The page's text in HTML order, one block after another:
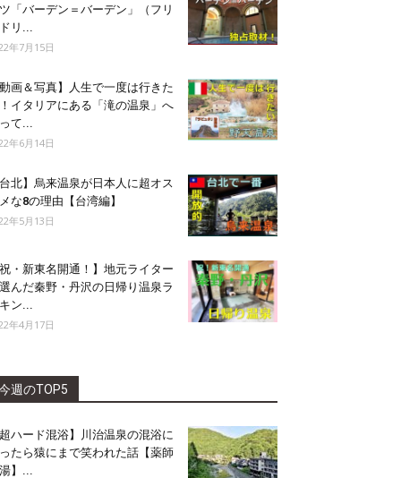
「バーデン＝バーデン」（フリ
リ...
年7月15日
動画＆写真】人生で一度は行きた
イタリアにある「滝の温泉」へ
て...
年6月14日
台北】烏来温泉が日本人に超オス
な8の理由【台湾編】
年5月13日
祝・新東名開通！】地元ライター
んだ秦野・丹沢の日帰り温泉ラ
ン...
年4月17日
週のTOP5
超ハード混浴】川治温泉の混浴に
たら猿にまで笑われた話【薬師
】...